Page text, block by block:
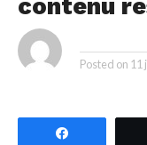
contenu
Posted on 11